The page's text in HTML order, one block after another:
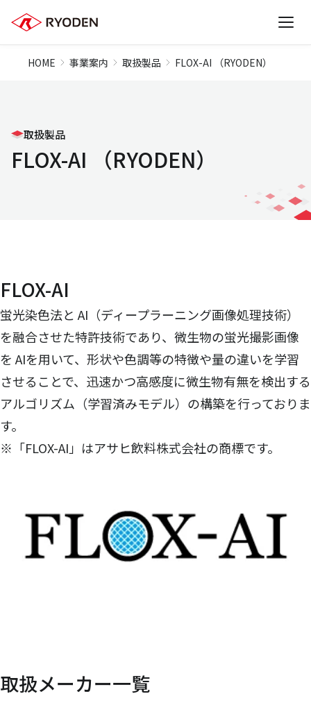
HOME 事業案内 取扱製品 FLOX-AI （RYODEN）
取扱製品
FLOX-AI （RYODEN）
FLOX-AI
蛍光染色法と AI（ディープラーニング画像処理技術）
を融合させた特許技術であり、微生物の蛍光撮影画像
を AIを用いて、形状や色調等の特徴や量の違いを学習
させることで、迅速かつ高感度に微生物有無を検出する
アルゴリズム（学習済みモデル）の構築を行っておりま
す。
※「FLOX-AI」はアサヒ飲料株式会社の商標です。
取扱メーカー一覧